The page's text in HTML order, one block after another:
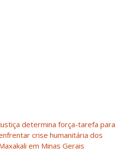
determina força-tarefa para
crise humanitária dos
em Minas Gerais